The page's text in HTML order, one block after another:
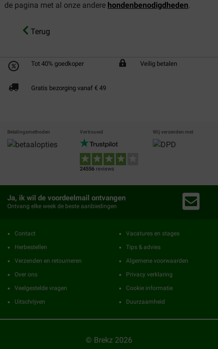
de pagina met al onze andere hondenbenodigdheden.
Terug
Tot 40% goedkoper Veilig betalen
Gratis bezorging vanaf € 49
Betalingsmethoden Vertrouwd
24556 reviews
Wij verzenden met
Ja, ik wil de voordeelmail ontvangen
Ontvang elke week de beste aanbiedingen
Contact
Herbestellen
Verzenden en retourneren
Over ons
Veelgestelde vragen
Uitschrijven
Vacatures en stages
Tips & advies
Algemene voorwaarden
Privacy verklaring
Cookie informatie
Duurzaamheid
© Brekz 2026